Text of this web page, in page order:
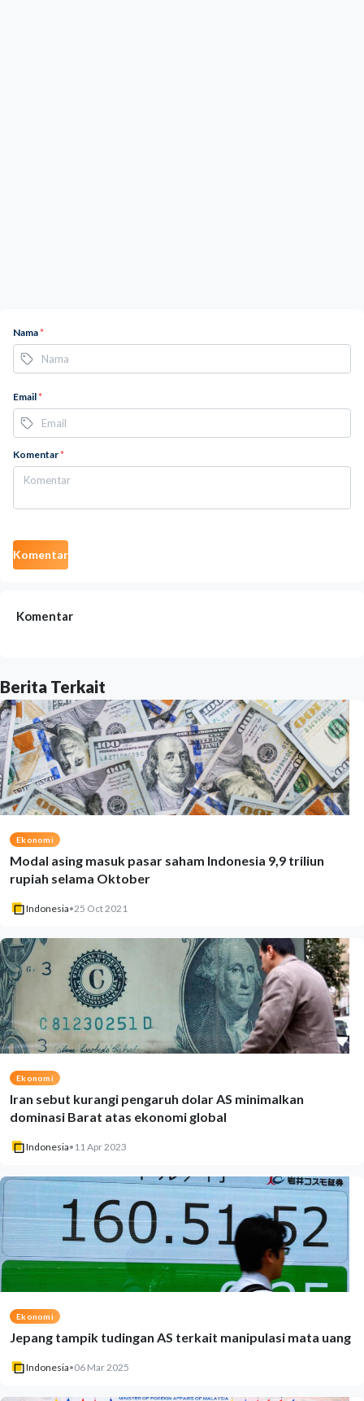
Nama*
Email*
Komentar*
Komentar
Komentar
Berita Terkait
Ekonomi
Modal asing masuk pasar saham Indonesia 9,9 triliun
rupiah selama Oktober
Indonesia•25 Oct 2021
Ekonomi
Iran sebut kurangi pengaruh dolar AS minimalkan
dominasi Barat atas ekonomi global
Indonesia• 11 Apr 2023
Ekonomi
Jepang tampik tudingan AS terkait manipulasi mata uang
Indonesia•06 Mar 2025